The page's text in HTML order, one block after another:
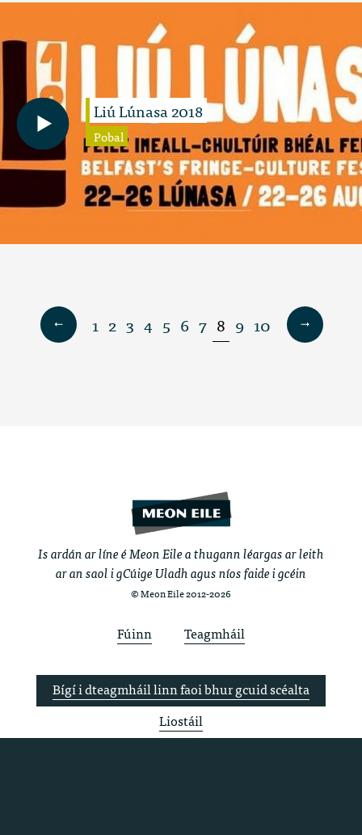
Liú Lúnasa 2018
Pobal
1 2 3 4 5 6 7 8 9 10
Is ardán ar líne é Meon Eile a thugann léargas ar leith
ar an saol i gCúige Uladh agus níos faide i gcéin
© Meon Eile 2012-2026
Fúinn Teagmháil
Bígí i dteagmháil linn faoi bhur gcuid scéalta
Liostáil